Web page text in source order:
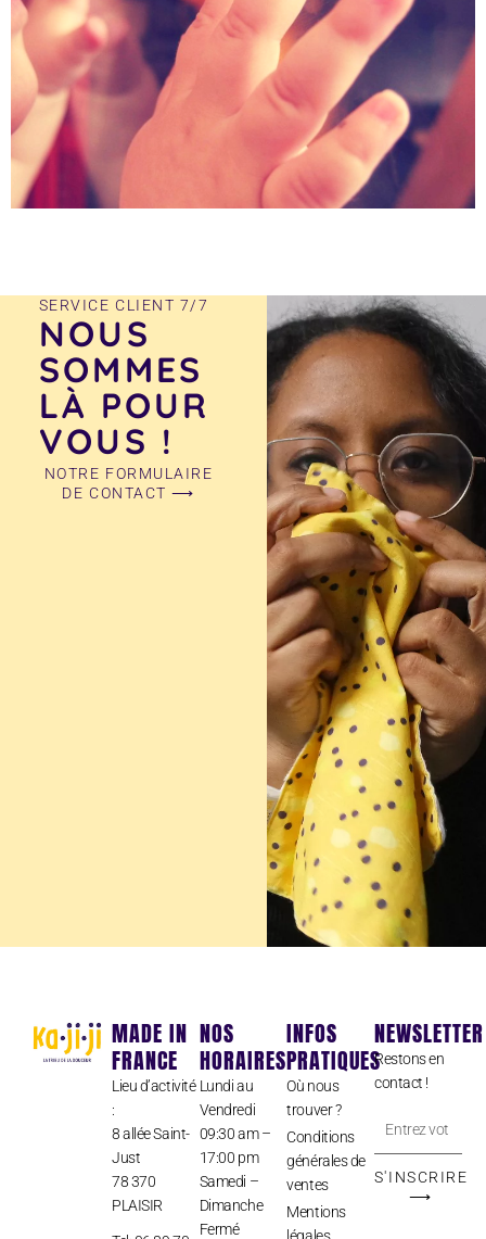
SERVICE CLIENT 7/7
NOUS
SOMMES
LÀ POUR
VOUS !
NOTRE FORMULAIRE
DE CONTACT ⟶
MADE IN
FRANCE
Lieu d’activité
:
8 allée Saint-
Just
78 370
PLAISIR
NOS
HORAIRES
Lundi au
Vendredi
09:30 am –
17:00 pm
Samedi –
Dimanche
Fermé
INFOS
PRATIQUES
Où nous
trouver ?
Conditions
générales de
ventes
Mentions
NEWSLETTER
Restons en
contact !
Entrez
votre
adresse
S'INSCRIRE
⟶